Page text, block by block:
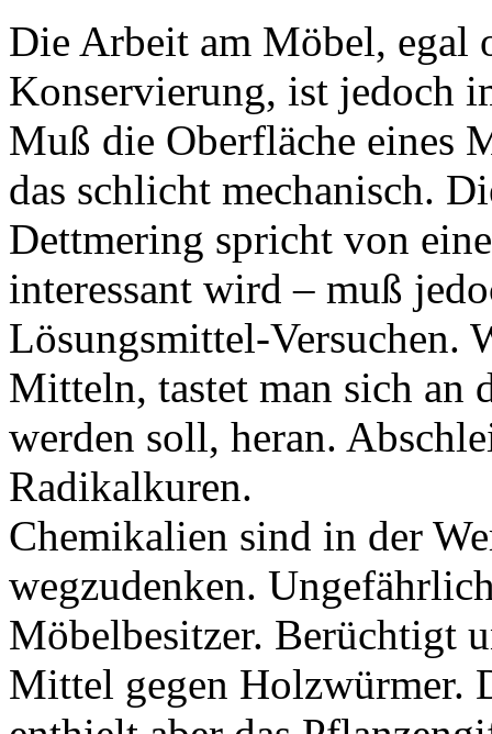
Die Arbeit am Möbel, egal
Konservierung, ist jedoch
Muß die Oberfläche eines
das schlicht mechanisch.
Dettmering spricht von
interessant wird – muß
Lösungsmittel-Versuchen.
Mitteln, tastet man sich an
werden soll, heran.
Radikalkuren.
Chemikalien sind in der
wegzudenken.
Möbelbesitzer. Berüchtigt
Mittel gegen Holzwürmer.